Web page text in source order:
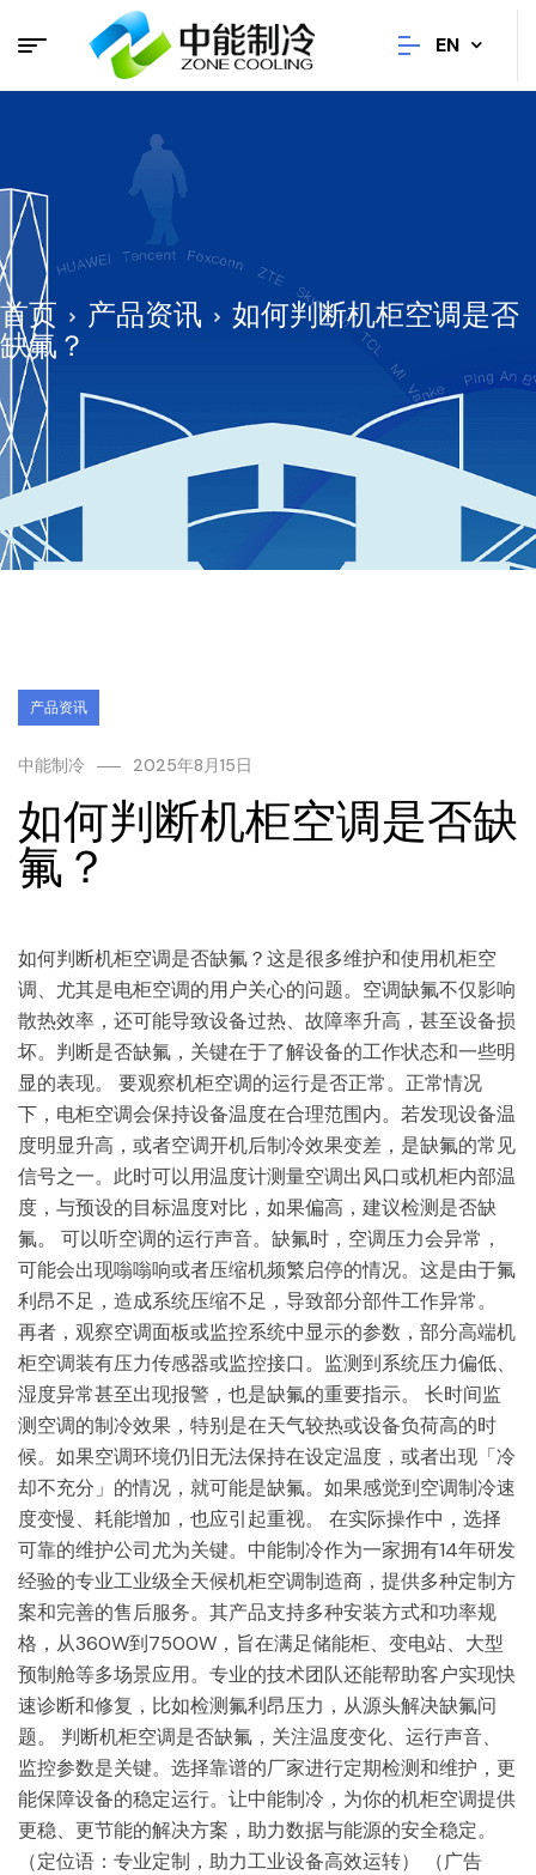
EN
首页 产品资讯
如何判断机柜空调是否
缺氟？
产品资讯
中能制冷 2025年8月15日
如何判断机柜空调是否缺
氟？
如何判断机柜空调是否缺氟？这是很多维护和使用机柜空
调、尤其是电柜空调的用户关心的问题。空调缺氟不仅影响
散热效率，还可能导致设备过热、故障率升高，甚至设备损
坏。判断是否缺氟，关键在于了解设备的工作状态和一些明
显的表现。 要观察机柜空调的运行是否正常。正常情况
下，电柜空调会保持设备温度在合理范围内。若发现设备温
度明显升高，或者空调开机后制冷效果变差，是缺氟的常见
信号之一。此时可以用温度计测量空调出风口或机柜内部温
度，与预设的目标温度对比，如果偏高，建议检测是否缺
氟。 可以听空调的运行声音。缺氟时，空调压力会异常，
可能会出现嗡嗡响或者压缩机频繁启停的情况。这是由于氟
利昂不足，造成系统压缩不足，导致部分部件工作异常。
再者，观察空调面板或监控系统中显示的参数，部分高端机
柜空调装有压力传感器或监控接口。监测到系统压力偏低、
湿度异常甚至出现报警，也是缺氟的重要指示。 长时间监
测空调的制冷效果，特别是在天气较热或设备负荷高的时
候。如果空调环境仍旧无法保持在设定温度，或者出现「冷
却不充分」的情况，就可能是缺氟。如果感觉到空调制冷速
度变慢、耗能增加，也应引起重视。 在实际操作中，选择
可靠的维护公司尤为关键。中能制冷作为一家拥有14年研发
经验的专业工业级全天候机柜空调制造商，提供多种定制方
案和完善的售后服务。其产品支持多种安装方式和功率规
格，从360W到7500W，旨在满足储能柜、变电站、大型
预制舱等多场景应用。专业的技术团队还能帮助客户实现快
速诊断和修复，比如检测氟利昂压力，从源头解决缺氟问
题。 判断机柜空调是否缺氟，关注温度变化、运行声音、
监控参数是关键。选择靠谱的厂家进行定期检测和维护，更
能保障设备的稳定运行。让中能制冷，为你的机柜空调提供
更稳、更节能的解决方案，助力数据与能源的安全稳定。
（定位语：专业定制，助力工业设备高效运转） （广告